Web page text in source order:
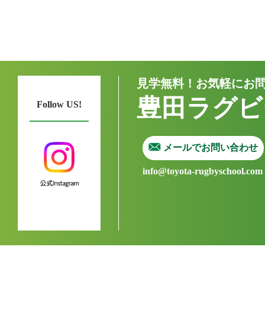
Follow US!
見学無料！お気軽にお
豊田ラグ
メールでお問い合わせ
info@toyota-rugbyschool.com